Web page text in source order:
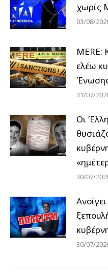
χωρίς
03/08/
MERE:
ελέω
31/07/
Οι
30/07/
30/07/